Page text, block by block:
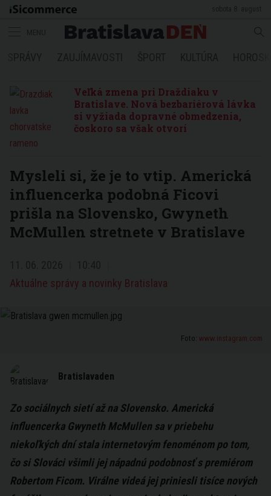
Veľká zmena pri Draždiaku v
Bratislave. Nová bezbariérová lávka
si vyžiada dopravné obmedzenia,
čoskoro sa však otvorí
Mysleli si, že je to vtip. Americká
influencerka podobná Ficovi
prišla na Slovensko, Gwyneth
McMullen stretnete v Bratislave
Aktuálne správy a novinky Bratislava
Foto: www.instagram.com
Bratislavaden
Zo sociálnych sietí až na Slovensko. Americká
influencerka Gwyneth McMullen sa v priebehu
niekoľkých dní stala internetovým fenoménom po tom,
čo si Slováci všimli jej nápadnú podobnosť s premiérom
Robertom Ficom. Virálne videá jej priniesli tisíce nových